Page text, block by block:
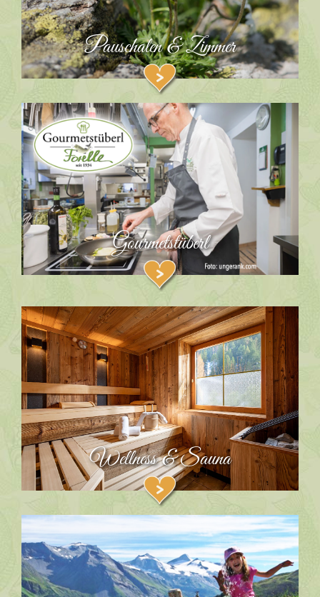
Pauschalen & Zimmer
Gourmetstüberl
Wellness & Sauna